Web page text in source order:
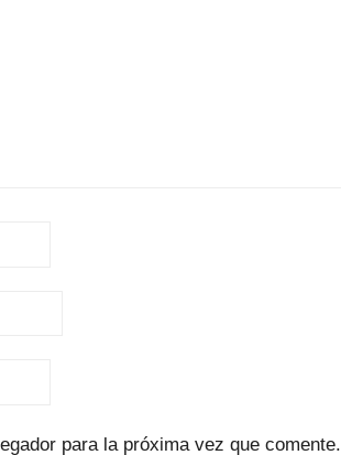
para la próxima vez que comente.